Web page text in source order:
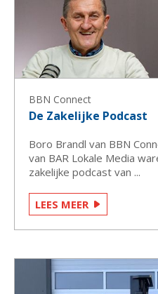
BBN Connect
De Zakelijke Podcast
Boro Brandl van BBN
van BAR Lokale Media
zakelijke podcast van ...
LEES MEER